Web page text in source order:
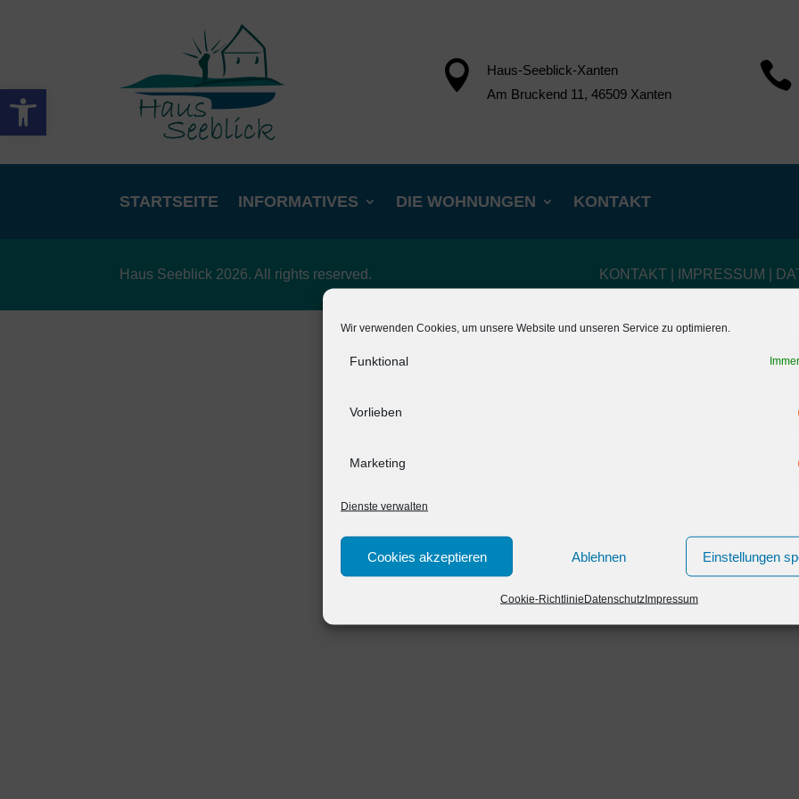
Werkzeugleiste öffnen
Wir verwenden Cookies, um unsere Website und unseren Service zu optimieren.
Funktional
Vorlieben
Marketing
Dienste verwalten
Cookies akzeptieren Ablehnen Einstellungen
Cookie-RichtlinieDatenschutzImpressum

Haus-Seeblick-Xanten
Am Bruckend 11, 46509 Xanten

STARTSEITE INFORMATIVES DIE WOHNUNGEN KONTAKT
Haus Seeblick 2026. All rights reserved. KONTAKT| IMPRESSUM